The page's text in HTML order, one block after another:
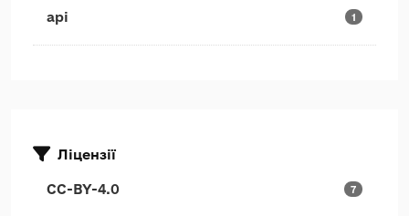
api 1
Ліцензії
CC-BY-4.0 7